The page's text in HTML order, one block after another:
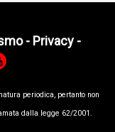
- Privacy -
periodica, pertanto non
dalla leg­ge 62/­2001.